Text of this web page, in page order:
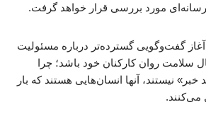
مورد بررسی قرار خواهد گرفت.
گفت‌وگویی گسترده‌تر درباره مسئولیت
سلامت روان کارکنان خود باشد؛ چرا
خبر» نیستند، آنها انسان‌هایی هستند که بار
می‌کنند.